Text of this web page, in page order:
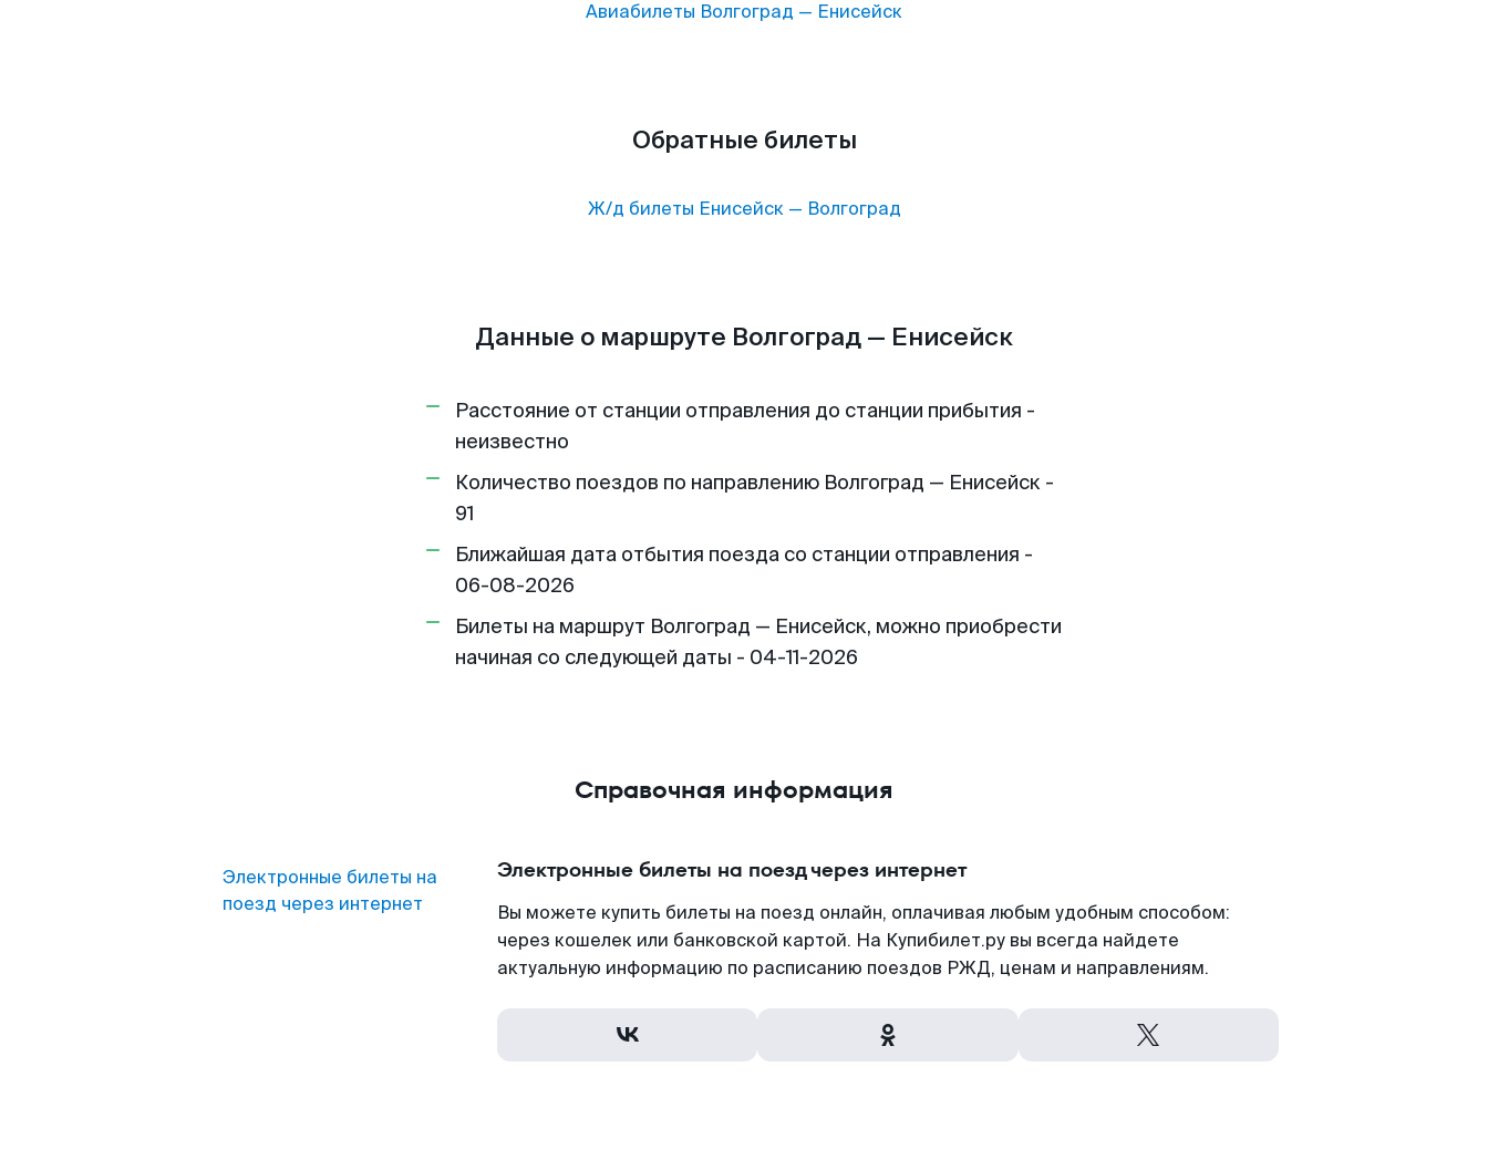
Авиабилеты Волгоград — Енисейск
Обратные билеты
Ж/д билеты Енисейск— Волгоград
Данные о маршруте Волгоград — Енисейск
Расстояние от станции отправления до станции прибытия -
неизвестно
Количество поездов по направлению Волгоград — Енисейск -
91
Ближайшая дата отбытия поезда со станции отправления -
06-08-2026
Билеты на маршрут Волгоград — Енисейск, можно приобрести
начиная со следующей даты - 04-11-2026
Справочная информация
Электронные билеты на
поезд через интернет
Электронные билеты на поезд через интернет
Вы можете купить билеты на поезд онлайн, оплачивая любым удобным способом:
через кошелек или банковской картой. На Купибилет.ру вы всегда найдете
актуальную информацию по расписанию поездов РЖД, ценам и направлениям.